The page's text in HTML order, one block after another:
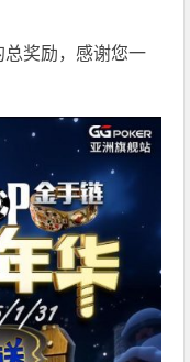
总奖励，感谢您一